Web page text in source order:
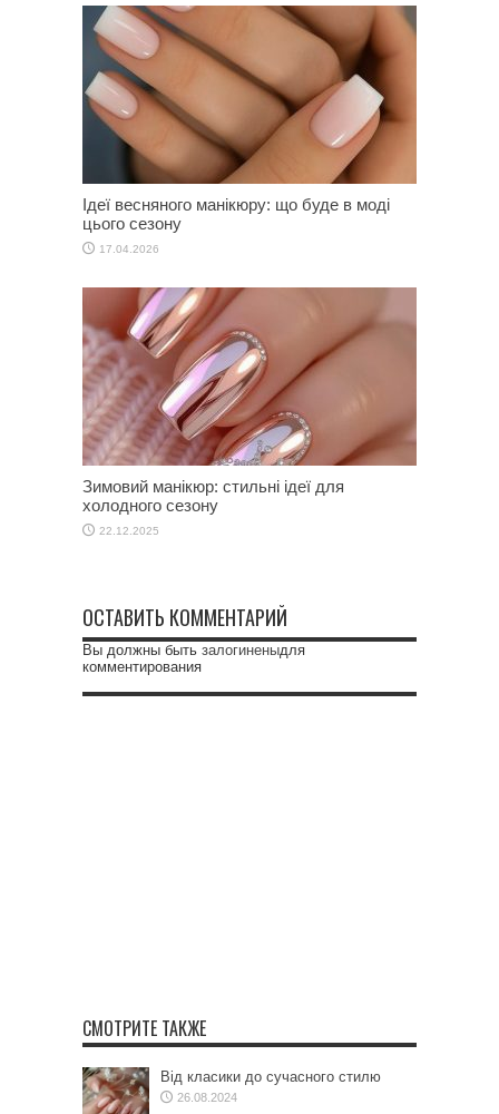
Ідеї весняного манікюру: що буде в моді
цього сезону
17.04.2026
Зимовий манікюр: стильні ідеї для
холодного сезону
22.12.2025
ОСТАВИТЬ КОММЕНТАРИЙ
Вы должны быть залогиненыдля
комментирования
СМОТРИТЕ ТАКЖЕ
Від класики до сучасного стилю
26.08.2024